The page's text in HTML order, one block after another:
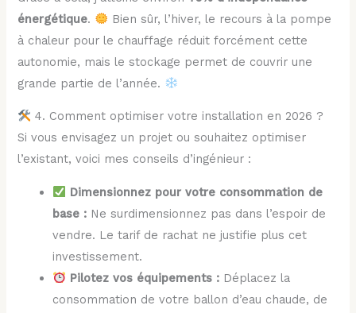
énergétique.
Bien sûr, l’hiver, le recours à la pompe
à chaleur pour le chauffage réduit forcément cette
autonomie, mais le stockage permet de couvrir une
grande partie de l’année.
4. Comment optimiser votre installation en 2026 ?
Si vous envisagez un projet ou souhaitez optimiser
l’existant, voici mes conseils d’ingénieur :
Dimensionnez pour votre consommation de
base : Ne surdimensionnez pas dans l’espoir de
vendre. Le tarif de rachat ne justifie plus cet
investissement.
Pilotez vos équipements :Déplacez la
consommation de votre ballon d’eau chaude, de